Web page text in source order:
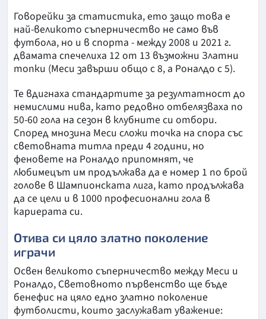
Говорейки за статистика, ето защо това е
най-великото съперничество не само във
футбола, но и в спорта - между 2008 и 2021 г.
двамата спечелиха 12 от 13 възможни Златни
топки (Меси завърши общо с 8, а Роналдо с 5).
Те вдигнаха стандартите за резултатност до
немислими нива, като редовно отбелязваха по
50-60 гола на сезон в клубните си отбори.
Според мнозина Меси сложи точка на спора със
световната титла преди 4 години, но
феновете на Роналдо припомнят, че
любимецът им продължава да е номер 1 по брой
голове в Шампионската лига, като продължава
да се цели и в 1000 професионални гола в
кариерата си.
Отива си цяло златно поколение
играчи
Освен великото съперничество между Меси и
Роналдо, Световното първенство ще бъде
бенефис на цяло едно златно поколение
футболисти, които заслужават уважение: